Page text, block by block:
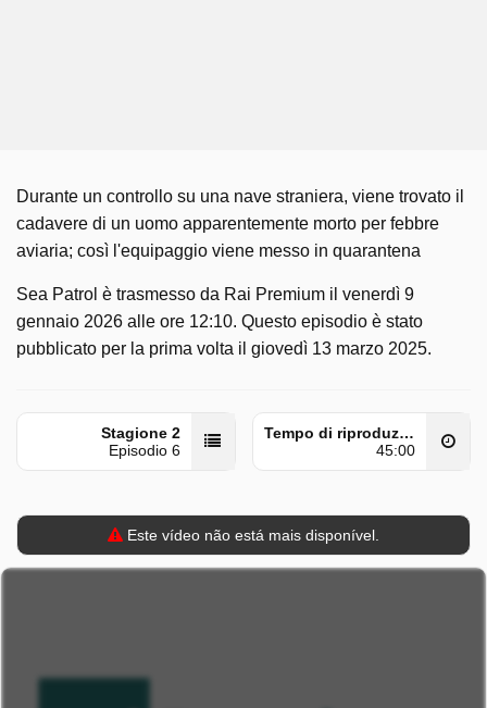
Durante un controllo su una nave straniera, viene trovato il
cadavere di un uomo apparentemente morto per febbre
aviaria; così l'equipaggio viene messo in quarantena
Sea Patrol è trasmesso da Rai Premium il venerdì 9
gennaio 2026 alle ore 12:10. Questo episodio è stato
pubblicato per la prima volta il giovedì 13 marzo 2025.
Stagione 2
Episodio 6
Tempo di riproduzione
45:00
Este vídeo não está mais disponível.